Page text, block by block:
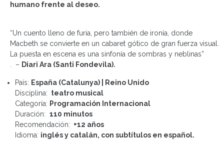
humano frente al deseo.
“Un cuento lleno de furia, pero también de ironía, donde
Macbeth se convierte en un cabaret gótico de gran fuerza visual.
La puesta en escena es una sinfonía de sombras y neblinas”
. – Diari Ara (Santi Fondevila).
País: España (Catalunya)
Reino Unido
Disciplina: teatro musical
Categoría: Programación Internacional
Duración: 110 minutos
Recomendación: +12 años
Idioma: inglés y catalán, con subtítulos en español.